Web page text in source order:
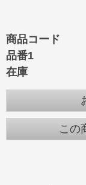
商品コード
品番1
在庫
この